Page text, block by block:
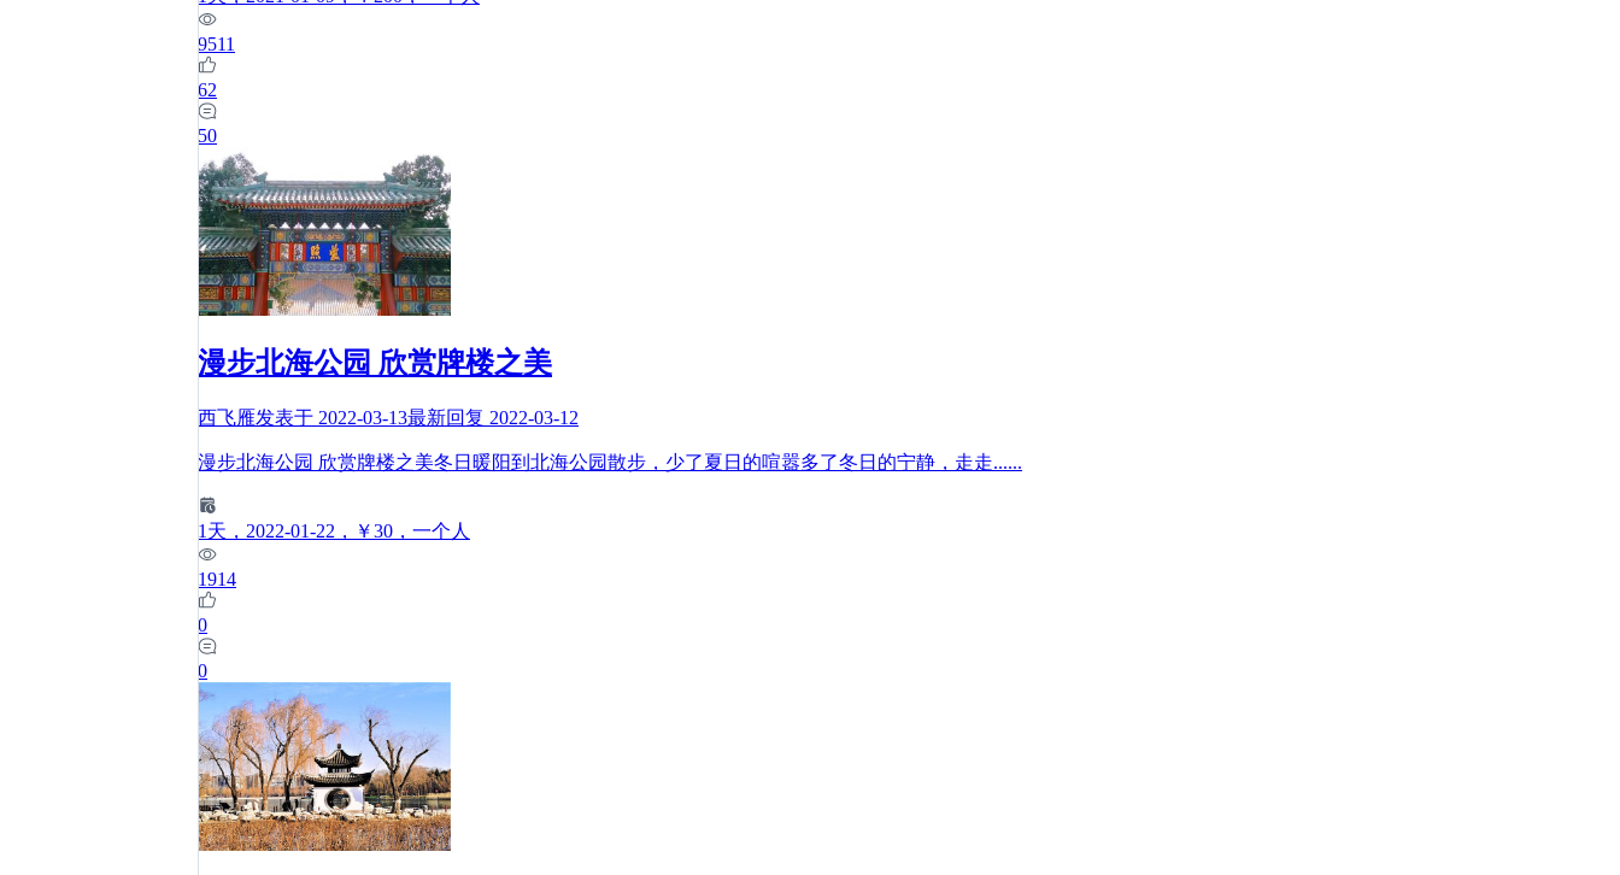
9511
62
50
漫步北海公园 欣赏牌楼之美
西飞雁发表于 2022-03-13最新回复 2022-03-12
漫步北海公园 欣赏牌楼之美冬日暖阳到北海公园散步，少了夏日的喧嚣多了冬日的宁静，走走......
1 天 ，2022-01-22 ，￥30 ，一个人
1914
0
0